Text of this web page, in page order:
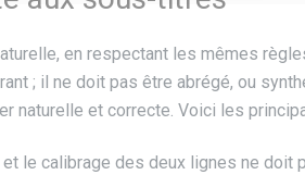
en respectant les mêmes
; il ne doit pas être abrégé, ou
naturelle et correcte. Voici les
le calibrage des deux lignes ne doit